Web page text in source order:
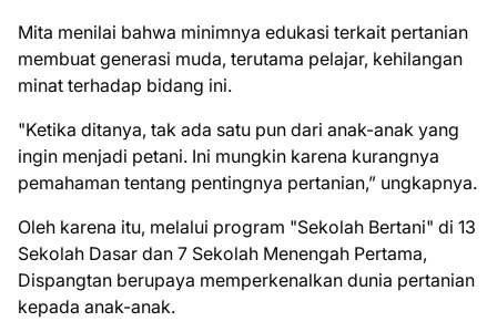
Mita menilai bahwa minimnya edukasi terkait pertanian
membuat generasi muda, terutama pelajar, kehilangan
minat terhadap bidang ini.
"Ketika ditanya, tak ada satu pun dari anak-anak yang
ingin menjadi petani. Ini mungkin karena kurangnya
pemahaman tentang pentingnya pertanian,” ungkapnya.
Oleh karena itu, melalui program "Sekolah Bertani" di 13
Sekolah Dasar dan 7 Sekolah Menengah Pertama,
Dispangtan berupaya memperkenalkan dunia pertanian
kepada anak-anak.